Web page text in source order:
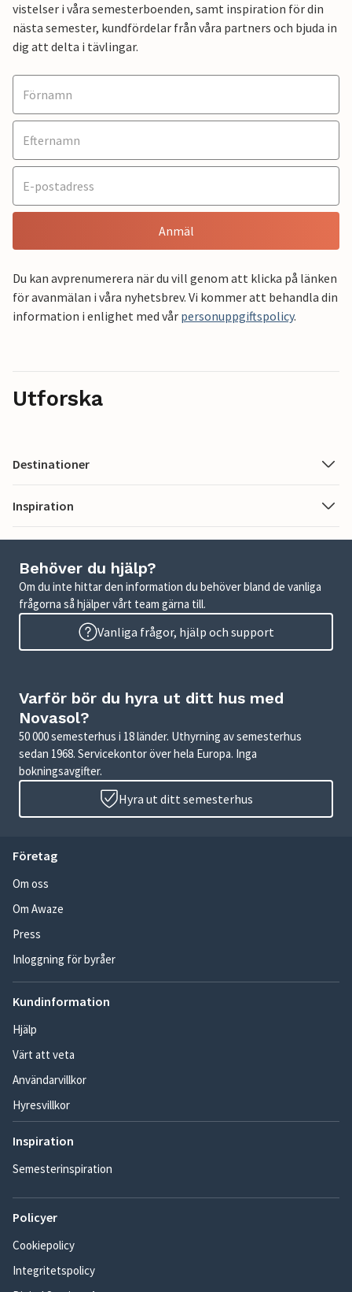
vistelser i våra semesterboenden, samt inspiration för din
nästa semester, kundfördelar från våra partners och bjuda in
dig att delta i tävlingar.
Anmäl
Du kan avprenumerera när du vill genom att klicka på länken
för avanmälan i våra nyhetsbrev. Vi kommer att behandla din
information i enlighet med vår personuppgiftspolicy.
Utforska
Destinationer
Inspiration
Behöver du hjälp?
Om du inte hittar den information du behöver bland de vanliga
frågorna så hjälper vårt team gärna till.
Vanliga frågor, hjälp och support
Varför bör du hyra ut ditt hus med
Novasol?
50 000 semesterhus i 18 länder. Uthyrning av semesterhus
sedan 1968. Servicekontor över hela Europa. Inga
bokningsavgifter.
Hyra ut ditt semesterhus
Företag
Om oss
Om Awaze
Press
Inloggning för byråer
Kundinformation
Hjälp
Värt att veta
Användarvillkor
Hyresvillkor
Inspiration
Semesterinspiration
Policyer
Cookiepolicy
Integritetspolicy